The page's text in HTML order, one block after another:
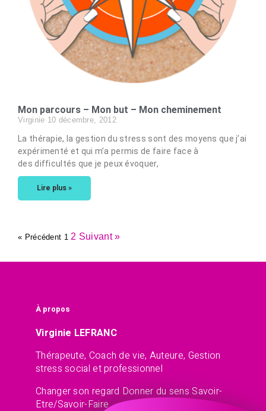
Mon parcours – Mon but – Mon cheminement
Virginie 10 décembre, 2012
La thérapie, la gestion du stress sont des moyens que j’ai
expérimenté et qui m’a permis de faire face à
des difficultés que je peux évoquer,
Lire plus »
« Précédent 1 2 Suivant »
À propos
Virginie LEFRANC
Thérapeute, Coach de vie, Auteure, Gestion
stress social et professionnel
Changer son regard Donner du sens Savoir-
Etre/Savoir-Faire